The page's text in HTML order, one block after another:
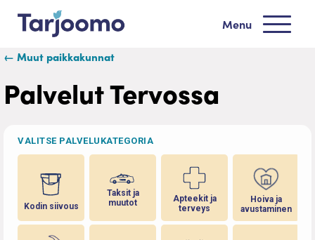
Siirry sisältöön
Tarjoomo etusivu
Menu
← Muut paikkakunnat
Palvelut Tervossa
VALITSE PALVELUKATEGORIA
Kodin siivous
Taksit ja
muutot
Apteekit ja
terveys
Hoiva ja
avustaminen